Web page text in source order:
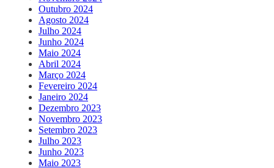
Outubro 2024
Agosto 2024
Julho 2024
Junho 2024
Maio 2024
Abril 2024
Março 2024
Fevereiro 2024
Janeiro 2024
Dezembro 2023
Novembro 2023
Setembro 2023
Julho 2023
Junho 2023
Maio 2023